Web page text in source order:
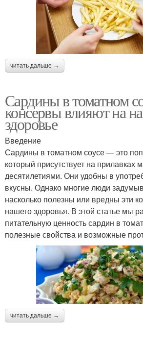
читать дальше →
Сардины в томатном
консервы влияют на
здоровье
Введение
Сардины в томатном соусе — это
который присутствует на прилавках
десятилетиями. Они удобны в
вкусны. Однако многие люди
насколько полезны или вредны эти
нашего здоровья. В этой статье мы
питательную ценность сардин в
полезные свойства и возможные
читать дальше →